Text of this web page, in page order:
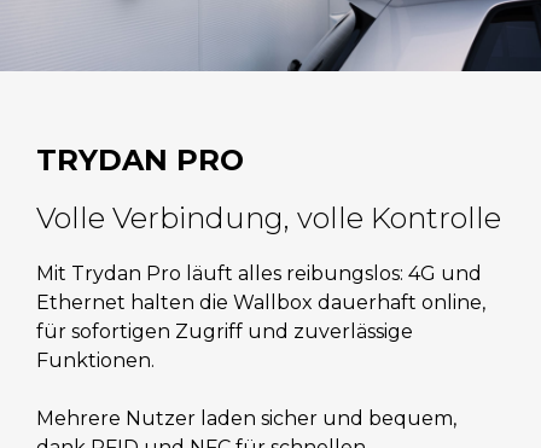
TRYDAN PRO
Volle Verbindung, volle Kontrolle
Mit Trydan Pro läuft alles reibungslos: 4G und
Ethernet halten die Wallbox dauerhaft online,
für sofortigen Zugriff und zuverlässige
Funktionen.
Mehrere Nutzer laden sicher und bequem,